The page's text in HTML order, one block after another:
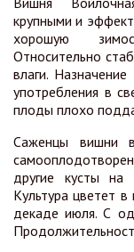
крупными и
хорошую
Относительно
влаги.
употребления в
плоды плохо
Саженцы вишни
другие кусты на
Культура цветет
декаде июля. С